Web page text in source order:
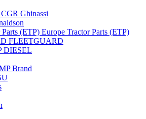
CGR Ghinassi
Europe Tractor Parts (ETP)
FLEETGUARD
DIESEL
Brand